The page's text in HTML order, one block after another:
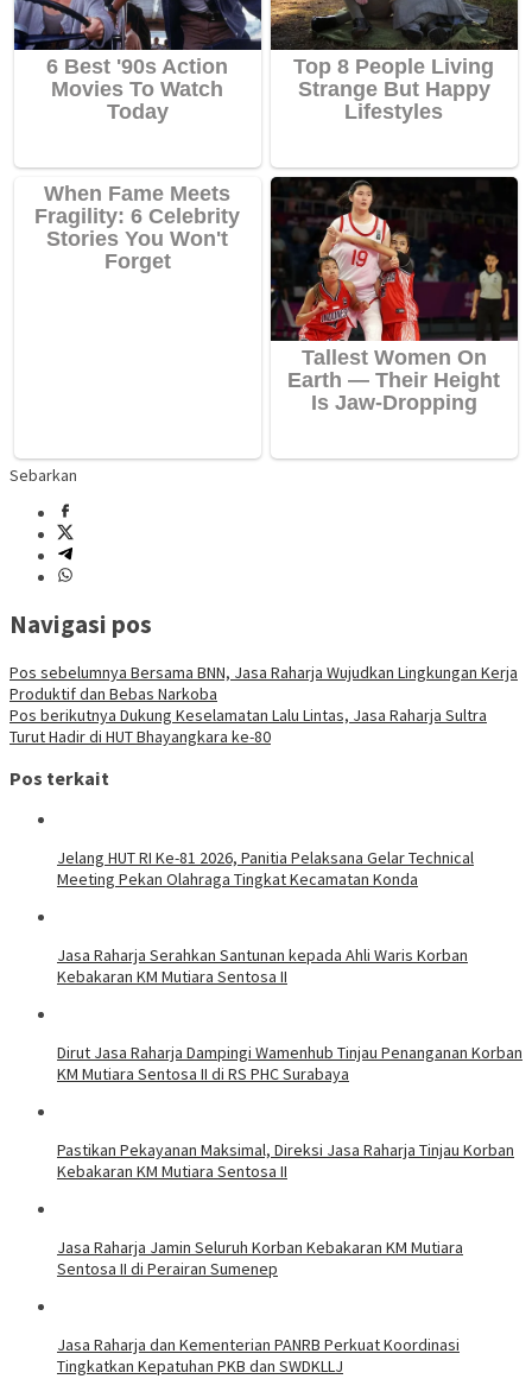
Sebarkan
Navigasi pos
Pos sebelumnya Bersama BNN, Jasa Raharja Wujudkan Lingkungan Kerja
Produktif dan Bebas Narkoba
Pos berikutnya Dukung Keselamatan Lalu Lintas, Jasa Raharja Sultra
Turut Hadir di HUT Bhayangkara ke-80
Pos terkait
Jelang HUT RI Ke-81 2026, Panitia Pelaksana Gelar Technical
Meeting Pekan Olahraga Tingkat Kecamatan Konda
Jasa Raharja Serahkan Santunan kepada Ahli Waris Korban
Kebakaran KM Mutiara Sentosa II
Dirut Jasa Raharja Dampingi Wamenhub Tinjau Penanganan Korban
KM Mutiara Sentosa II di RS PHC Surabaya
Pastikan Pekayanan Maksimal, Direksi Jasa Raharja Tinjau Korban
Kebakaran KM Mutiara Sentosa II
Jasa Raharja Jamin Seluruh Korban Kebakaran KM Mutiara
Sentosa II di Perairan Sumenep
Jasa Raharja dan Kementerian PANRB Perkuat Koordinasi
Tingkatkan Kepatuhan PKB dan SWDKLLJ